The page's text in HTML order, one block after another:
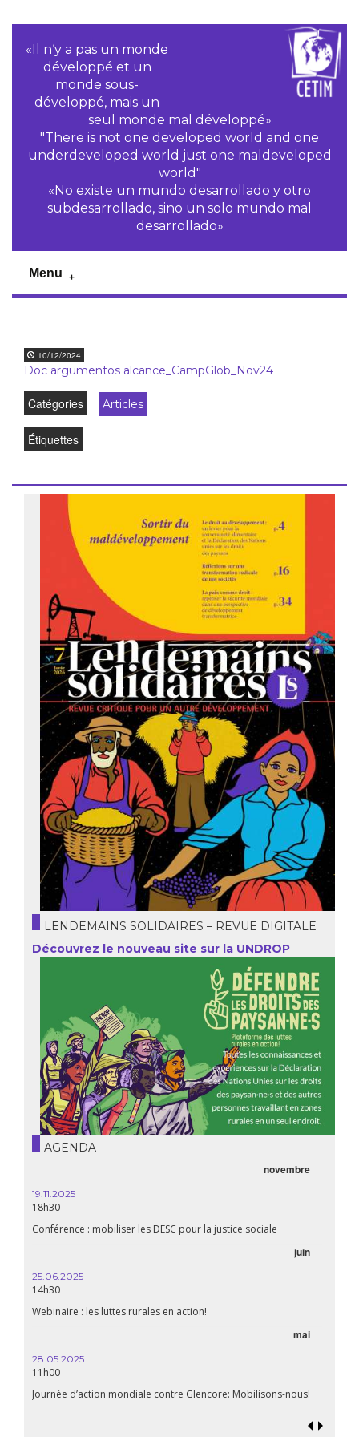
«Il n‘y a pas un monde
développé et un
monde sous-
développé, mais un
seul monde mal développé»
"There is not one developed world and one
underdeveloped world just one maldeveloped
world"
«No existe un mundo desarrollado y otro
subdesarrollado, sino un solo mundo mal
desarrollado»
Menu
10/12/2024
Doc argumentos alcance_CampGlob_Nov24
Catégories Articles
Étiquettes
LENDEMAINS SOLIDAIRES – REVUE DIGITALE
Découvrez le nouveau site sur la UNDROP
AGENDA
novembre
19.11.2025
18h30
Conférence : mobiliser les DESC pour la justice sociale
juin
25.06.2025
14h30
Webinaire : les luttes rurales en action!
mai
28.05.2025
11h00
Journée d’action mondiale contre Glencore: Mobilisons-nous!